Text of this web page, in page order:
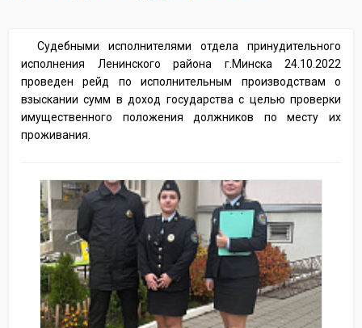
️Судебными исполнителями отдела принудительного
исполнения Ленинского района г.Минска 24.10.2022
проведен рейд по исполнительным производствам о
взыскании сумм в доход государства с целью проверки
имущественного положения должников по месту их
проживания.